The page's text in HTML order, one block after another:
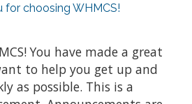
for choosing WHMCS!
You have made a great
to help you get up and
as possible. This is a